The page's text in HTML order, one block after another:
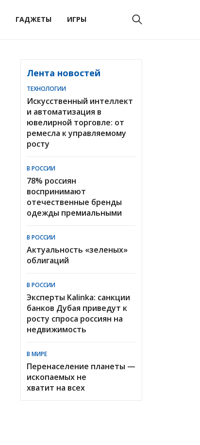
ГАДЖЕТЫ ИГРЫ
Лента новостей
ТЕХНОЛОГИИ
Искусственный интеллект
и автоматизация в
ювелирной торговле: от
ремесла к управляемому
росту
В РОССИИ
78% россиян
воспринимают
отечественные бренды
одежды премиальными
В РОССИИ
Актуальность «зеленых»
облигаций
В РОССИИ
Эксперты Kalinka: санкции
банков Дубая приведут к
росту спроса россиян на
недвижимость
В МИРЕ
Перенаселение планеты —
ископаемых не
хватит на всех